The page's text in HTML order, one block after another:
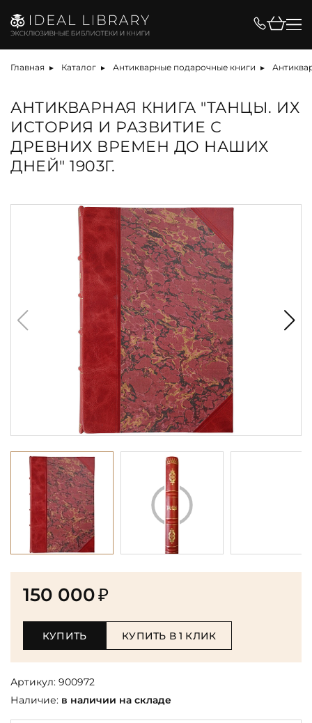
Главная Каталог Антикварные подарочные книги
АНТИКВАРНАЯ КНИГА "ТАНЦЫ. ИХ
ИСТОРИЯ И РАЗВИТИЕ С
ДРЕВНИХ ВРЕМЕН ДО НАШИХ
ДНЕЙ" 1903Г.
150 000₽
КУПИТЬ КУПИТЬ В 1 КЛИК
Артикул: 900972
Наличие: в наличии на складе